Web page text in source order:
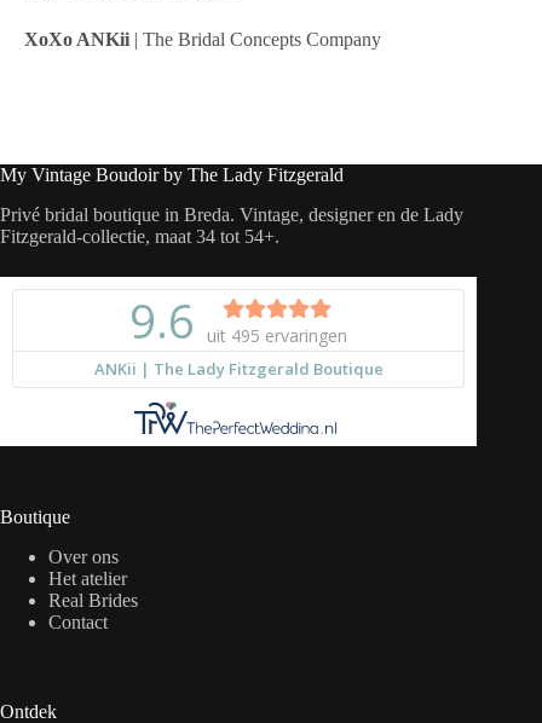
XoXo ANKii | The Bridal Concepts Company
My Vintage Boudoir by The Lady Fitzgerald
Privé bridal boutique in Breda. Vintage, designer en de Lady
Fitzgerald-collectie, maat 34 tot 54+.
Boutique
Over ons
Het atelier
Real Brides
Contact
Ontdek